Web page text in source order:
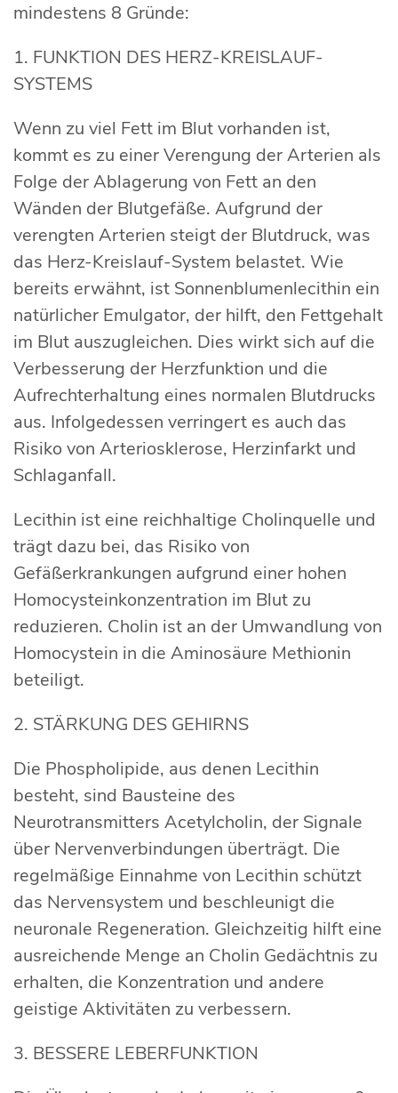
mindestens 8 Gründe:
1. FUNKTION DES HERZ-KREISLAUF-
SYSTEMS
Wenn zu viel Fett im Blut vorhanden ist,
kommt es zu einer Verengung der Arterien als
Folge der Ablagerung von Fett an den
Wänden der Blutgefäße. Aufgrund der
verengten Arterien steigt der Blutdruck, was
das Herz-Kreislauf-System belastet. Wie
bereits erwähnt, ist Sonnenblumenlecithin ein
natürlicher Emulgator, der hilft, den Fettgehalt
im Blut auszugleichen. Dies wirkt sich auf die
Verbesserung der Herzfunktion und die
Aufrechterhaltung eines normalen Blutdrucks
aus. Infolgedessen verringert es auch das
Risiko von Arteriosklerose, Herzinfarkt und
Schlaganfall.
Lecithin ist eine reichhaltige Cholinquelle und
trägt dazu bei, das Risiko von
Gefäßerkrankungen aufgrund einer hohen
Homocysteinkonzentration im Blut zu
reduzieren. Cholin ist an der Umwandlung von
Homocystein in die Aminosäure Methionin
beteiligt.
2. STÄRKUNG DES GEHIRNS
Die Phospholipide, aus denen Lecithin
besteht, sind Bausteine des
Neurotransmitters Acetylcholin, der Signale
über Nervenverbindungen überträgt. Die
regelmäßige Einnahme von Lecithin schützt
das Nervensystem und beschleunigt die
neuronale Regeneration. Gleichzeitig hilft eine
ausreichende Menge an Cholin Gedächtnis zu
erhalten, die Konzentration und andere
geistige Aktivitäten zu verbessern.
3. BESSERE LEBERFUNKTION